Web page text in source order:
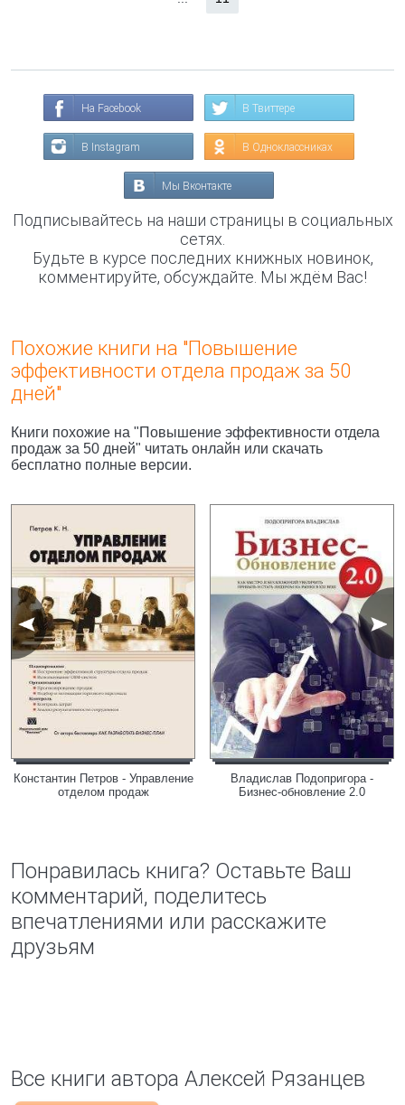
На Facebook В Твиттере
В Instagram В Одноклассниках
Мы Вконтакте
Подписывайтесь на наши страницы в социальных
сетях.
Будьте в курсе последних книжных новинок,
комментируйте, обсуждайте. Мы ждём Вас!
Похожие книги на "Повышение
эффективности отдела продаж за 50
дней"
Книги похожие на "Повышение эффективности отдела
продаж за 50 дней" читать онлайн или скачать
бесплатно полные версии.
Константин Петров - Управление
отделом продаж
Владислав Подопригора -
Бизнес-обновление 2.0
Понравилась книга? Оставьте Ваш
комментарий, поделитесь
впечатлениями или расскажите
друзьям
Все книги автора Алексей Рязанцев